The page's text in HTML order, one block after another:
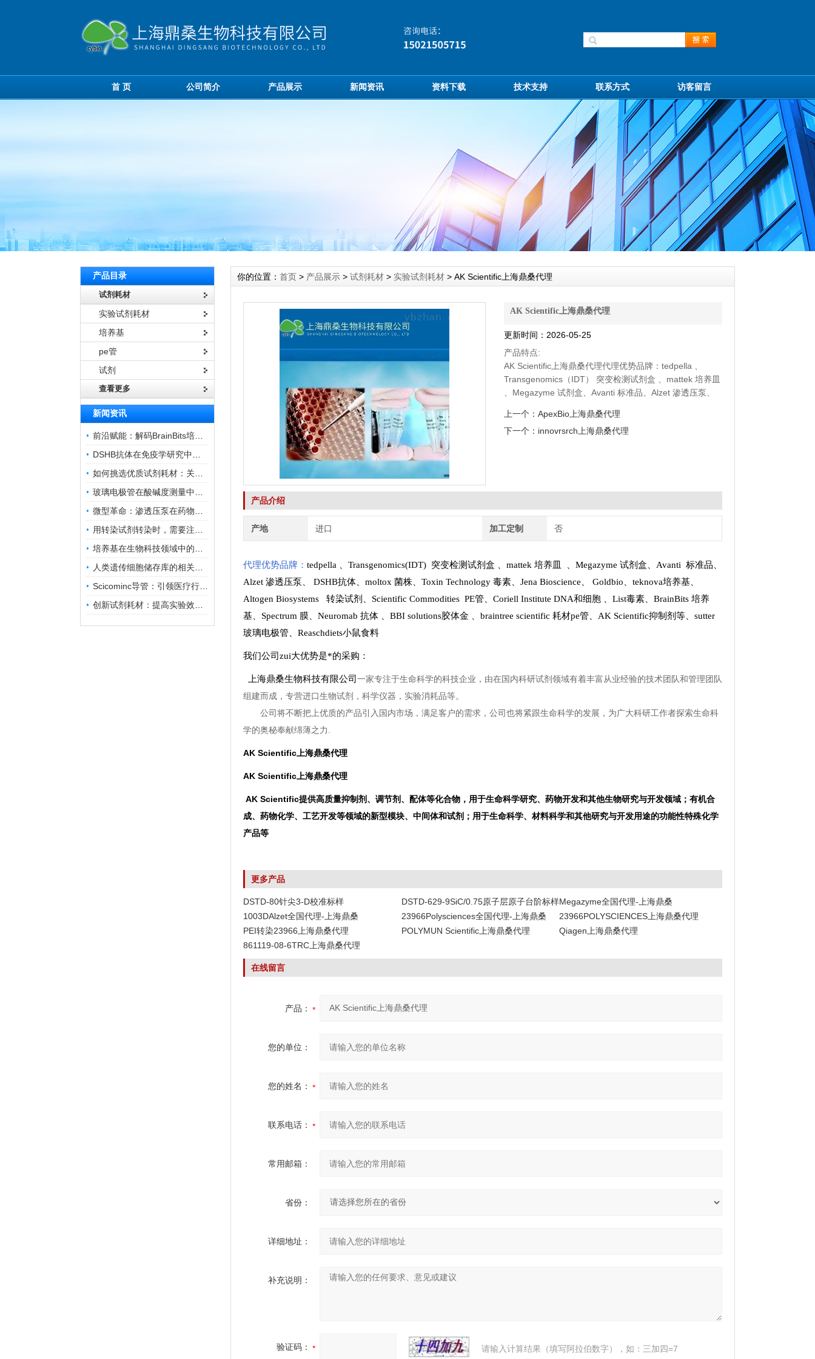
首 页 公司简介 产品展示 新闻资讯 资料下载 技术支持 联系方式 访客留言
产品目录
试剂耗材
实验试剂耗材
培养基
pe管
试剂
查看更多
新闻资讯
你的位置： 首页 > 产品展示 > 试剂耗材 > 实验试剂耗材 > AK Scientific上海鼎桑代理
AK Scientific上海鼎桑代理
更新时间：2026-05-25
产品特点:
AK Scientific上海鼎桑代理代理优势品牌：tedpella 、
Transgenomics（IDT） 突变检测试剂盒 、mattek 培养皿
、Megazyme 试剂盒、Avanti 标准品、Alzet 渗透压泵、
上一个： ApexBio上海鼎桑代理
下一个： innovrsrch上海鼎桑代理
产品介绍
产地 进口 加工定制 否
代理优势品牌： tedpella Transgenomics(IDT) 突变检测试剂盒 mattek 培养皿 Megazyme 试剂盒 Avanti 标准品
Alzet 渗透压泵
DSHB抗体 moltox 菌株 Toxin Technology 毒素、 Jena Bioscience Goldbio teknova培养基
Altogen Biosystems 转染试剂
Scientific Commodities PE管 Coriell Institute DNA和细胞 List毒素、 BrainBits 培养
基
Spectrum 膜 Neuromab 抗体 BBI solutions胶体金 braintree scientific 耗材pe管 AK Scientific抑制剂等、 sutter
玻璃电极管
Reaschdiets小鼠食料
我们公司zui大优势是*的采购 ：
上海鼎桑生物科技有限公司 一家专注于生命科学的科技企业，由在国内科研试剂领域有着丰富从业经验的技术团队和管理团队
组建而成，专营进口生物试剂，科学仪器，实验消耗品等。
公司将不断把上优质的产品引入国内市场，满足客户的需求，公司也将紧跟生命科学的发展，为广大科研工作者探索生命科
学的奥秘奉献绵薄之力.
AK Scientific上海鼎桑代理
AK Scientific上海鼎桑代理
AK Scientific提供高质量抑制剂、调节剂、配体等化合物，用于生命科学研究、药物开发和其他生物研究与开发领域；有机合
成、药物化学、工艺开发等领域的新型模块、中间体和试剂；用于生命科学、材料科学和其他研究与开发用途的功能性特殊化学
产品等
更多产品
DSTD-80针尖3-D校准标样 DSTD-629-9SiC/0.75原子层原子台阶标样Megazyme全国代理-上海鼎桑
1003DAlzet全国代理-上海鼎桑
23966Polysciences全国代理-上海鼎桑
23966POLYSCIENCES上海鼎桑代理
PEI转染23966上海鼎桑代理
POLYMUN Scientific上海鼎桑代理
Qiagen上海鼎桑代理
861119-08-6TRC上海鼎桑代理
在线留言
产品：
您的单位：
您的姓名：
联系电话：
常用邮箱：
省份：
详细地址：
补充说明：
验证码： 请输入计算结果（填写阿拉伯数字），如：三加四=7